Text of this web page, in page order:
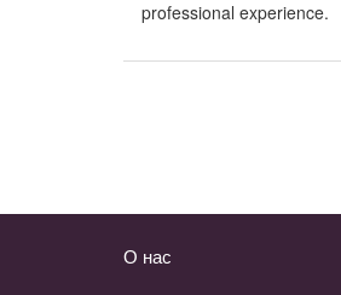
professional experience.
О нас